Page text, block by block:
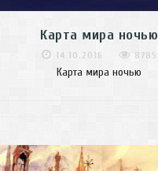
Карта мира ночью
14.10.2016 8785
Карта мира ночью